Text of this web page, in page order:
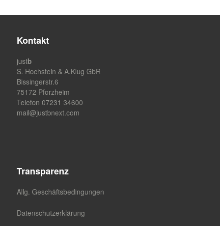
Kontakt
justb
S. Hochstein & A.Klug GbR
Bissingerstr.6
75172 Pforzheim
Telefon 07231 34600
mail@justbnext.com
Transparenz
Allg. Geschäftsbedingungen
Datenschutzerklärung